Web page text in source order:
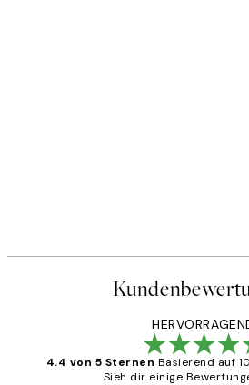
4.4 von 5 Sternen Basierend auf
Sieh dir einige